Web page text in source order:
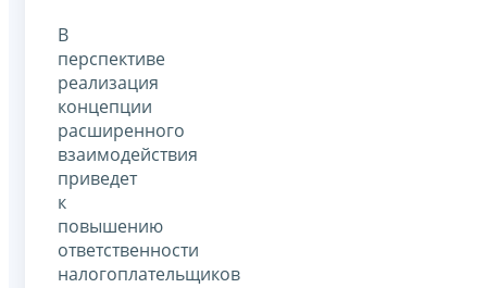
В
перспективе
реализация
концепции
расширенного
взаимодействия
приведет
к
повышению
ответственности
налогоплательщиков